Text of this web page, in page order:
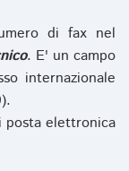
di fax nel
. E' un campo
internazionale
elettronica